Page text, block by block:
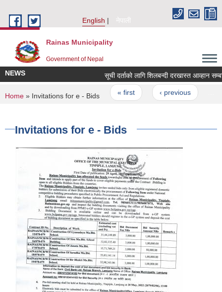
English
नेपाली
Rainas Municipality
Government of Nepal
NEWS सूची दर्ताको लागि शिलबन्दी दरखास्त आव्हान
Pages
« first ‹ previous
You are here
Home » Invitations for e - Bids
Invitations for e - Bids